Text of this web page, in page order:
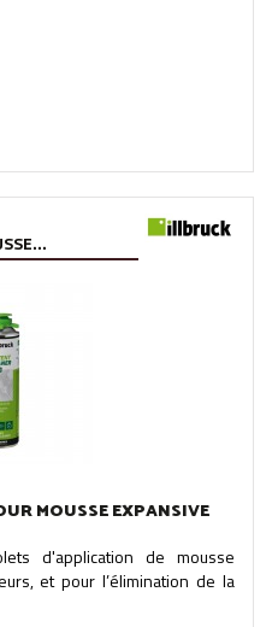
MOUSSE EXPANSIVE
d'application de mousse
et pour l’élimination de la